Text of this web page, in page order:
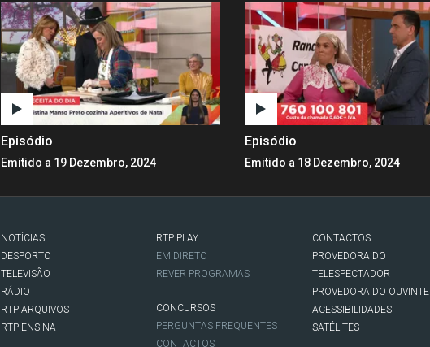
Episódio
Emitido a 19 Dezembro, 2024
Episódio
Emitido a 18 Dezembro, 2024
NOTÍCIAS
DESPORTO
TELEVISÃO
RÁDIO
RTP ARQUIVOS
RTP ENSINA
RTP PLAY
EM DIRETO
REVER PROGRAMAS
CONCURSOS
PERGUNTAS FREQUENTES
CONTACTOS
CONTACTOS
PROVEDORA DO
TELESPECTADOR
PROVEDORA DO OUVINTE
ACESSIBILIDADES
SATÉLITES